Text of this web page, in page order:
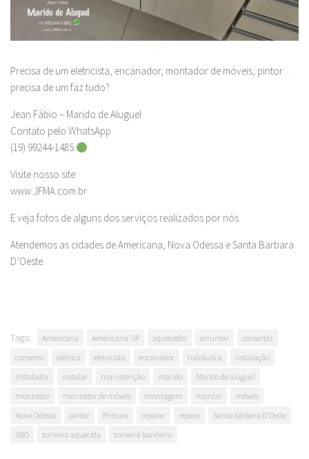
.
Precisa de um eletricista, encanador, montador de móveis, pintor…
precisa de um faz tudo?
Jean Fábio – Marido de Aluguel
Contato pelo WhatsApp
(19) 99244-1485
Visite nosso site:
www.JFMA.com.br
E veja fotos de alguns dos serviços realizados por nós.
Atendemos as cidades de Americana, Nova Odessa e Santa Barbara
D’Oeste.
Tags: Americana Americana-SP aquecedor arrumar
consertar
conserto
elétrica eletricista encanador hidráulica
instalação
Instalador
instalar manutenção marido
Marido de aluguel
montador
montador de móveis montagem montar
móveis
Nova Odessa
pintor Pintura reparar reparo
Santa bárbara D'Oeste
SBO
torneira aquecida torneira banheiro